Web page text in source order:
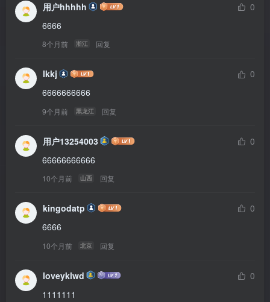
用户hhhhh
0
6666
8个月前 浙江 回复
lkkj
0
6666666666
9个月前 黑龙江 回复
用户13254003
0
66666666666
10个月前 山西 回复
kingodatp
0
6666
10个月前 北京 回复
loveyklwd
0
1111111